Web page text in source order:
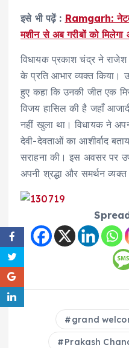
इसे भी पढ़ें : Ramgarh:
मशीन से अब गरीबों को
विधायक प्रकाश चंद्र ने
के प्रति आभार व्यक्त किया।
हुए कहा कि उनकी जीत एक
विजय हासिल की है जहाँ
नहीं खुला था। विधायक ने
देवी-देवताओं का आशीर्वाद
सराहना की। इस अवसर पर
अपनी श्रद्धा और समर्थन व्यक्त
grand
Prakash